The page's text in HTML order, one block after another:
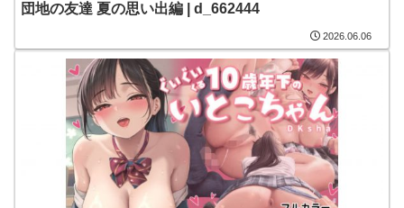
団地の友達 夏の思い出編 | d_662444
2026.06.06